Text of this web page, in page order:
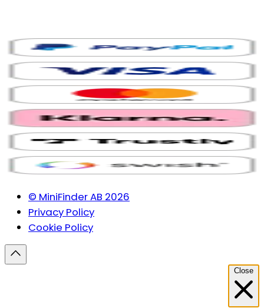
© MiniFinder AB 2026
Privacy Policy
Cookie Policy
Close